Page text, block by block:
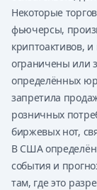
Некоторые
фьючерсы,
криптоактивов,
ограничены или
определённых
запретила
розничных
биржевых нот,
В США
события и
там, где это